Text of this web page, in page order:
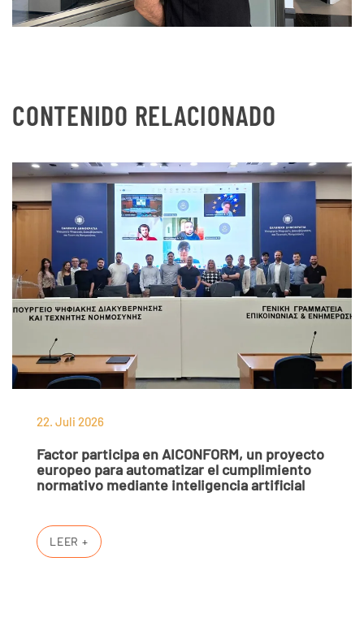
CONTENIDO RELACIONADO
22. Juli 2026
Factor participa en AICONFORM, un proyecto
europeo para automatizar el cumplimiento
normativo mediante inteligencia artificial
LEER +